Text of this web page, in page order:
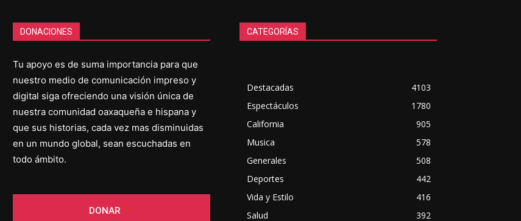
DONACIONES
Tu apoyo es de suma importancia para que
nuestro medio de comunicación impreso y
digital siga ofreciendo una visión única de
nuestra comunidad oaxaqueña e hispana y
que sus historias, cada vez mas disminuidas
en un mundo global, sean escuchadas en
todo ámbito.
DONAR
CATEGORÍAS
Destacadas
4103
Espectáculos
1780
California
905
Musica
578
Generales
508
Deportes
442
Vida y Estilo
416
Salud
392